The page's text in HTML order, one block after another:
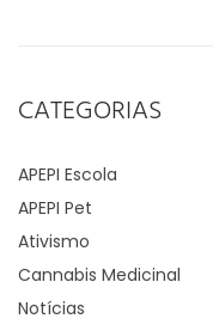
CATEGORIAS
APEPI Escola
APEPI Pet
Ativismo
Cannabis Medicinal
Notícias